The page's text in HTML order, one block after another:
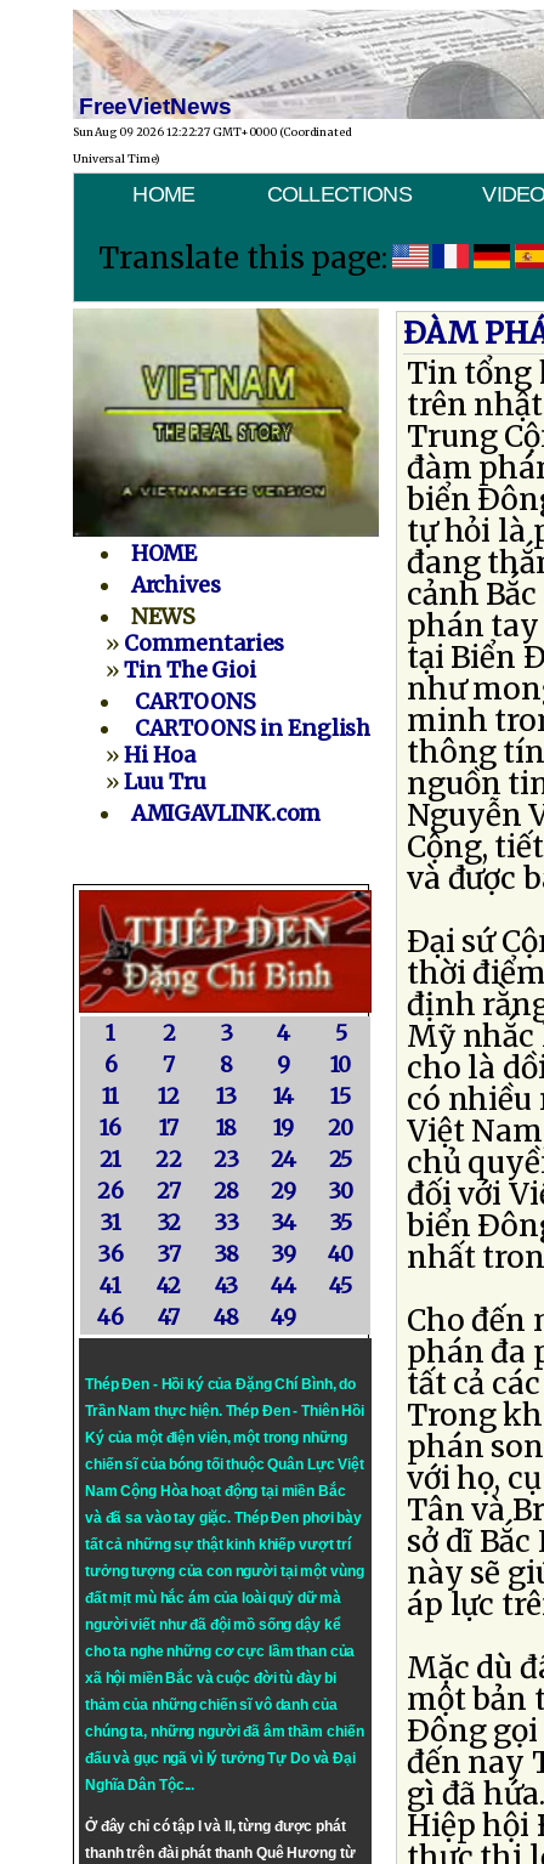
FreeVietNews
Sun Aug 09 2026 12:22:27 GMT+0000 (Coordinated
Universal Time)
HOME COLLECTIONS
Translate this page:
HOME
Archives
NEWS
» Commentaries
»Tin The Gioi
CARTOONS
CARTOONS in English
»Hi Hoa
»Luu Tru
AMIGAVLINK.com
1 2 3 4
5
6
7 8 9
10
11
12 13 14
15
16
17 18 19
20
21
22 23 24
25
26
27 28 29
30
31
32 33 34
35
36
37 38 39
40
41
42 43 44
45
46
47 48 49
Thép Đen - Hồi ký của Đặng Chí Bình, do
Trần Nam thực hiện. Thép Đen- Thiên Hồi
Ký của một điện viên, một trong những
chiến sĩ của bóng tối thuộc Quân Lực Việt
Nam Cộng Hòa hoạt động tại miền Bắc
và đã sa vào tay giặc. Thép Đen phơi bày
tất cả những sự thật kinh khiếp vượt trí
tưởng tượng của con người tại một vùng
đất mịt mù hắc ám của loài quỷ dữ mà
người viết như đã đội mồ sống dậy kể
cho ta nghe những cơ cực lầm than của
xã hội miền Bắc và cuộc đời tù đày bi
thảm của những chiến sĩ vô danh của
chúng ta, những người đã âm thầm chiến
đấu và gục ngã vì lý tưởngTự DovàĐại
Nghĩa Dân Tộc...
Ở đây chỉ có tập I và II, từng được phát
thanh trên đài phát thanh Quê Hương từ
ÐÀM
Tin tổng
trên
Trung
đàm
biển
tự hỏi là
đang
cảnh
phán
tại Biển
như
minh
thông
nguồn
Nguyễn
Cộng,
và được
Ðại sứ
thời
định
Mỹ nhắc
cho là
có nhiều
Việt
chủ
đối với
biển
nhất
Cho đến
phán đa
tất cả
Trong
phán
với họ,
Tân và
sở dĩ
này sẽ
áp lực
Mặc dù
một bản
Ðông gọi
đến nay
gì đã
Hiệp hội